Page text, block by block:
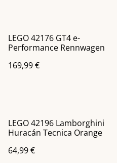
LEGO 42176 GT4 e-
Performance Rennwagen
169,99 €
LEGO 42196 Lamborghini
Huracán Tecnica Orange
64,99 €